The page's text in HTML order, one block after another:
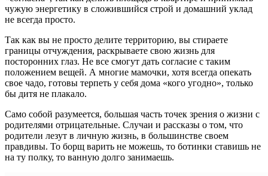
чужую энергетику в сложившийся строй и домашний уклад
не всегда просто.
Так как вы не просто делите территорию, вы стираете
границы отчуждения, раскрываете свою жизнь для
посторонних глаз. Не все смогут дать согласие с таким
положением вещей. А многие мамочки, хотя всегда опекать
свое чадо, готовы терпеть у себя дома «кого угодно», только
бы дитя не плакало.
Само собой разумеется, большая часть точек зрения о жизни с
родителями отрицательные. Случаи и рассказы о том, что
родители лезут в личную жизнь, в большинстве своем
правдивы. То борщ варить не можешь, то ботинки ставишь не
на ту полку, то ванную долго занимаешь.